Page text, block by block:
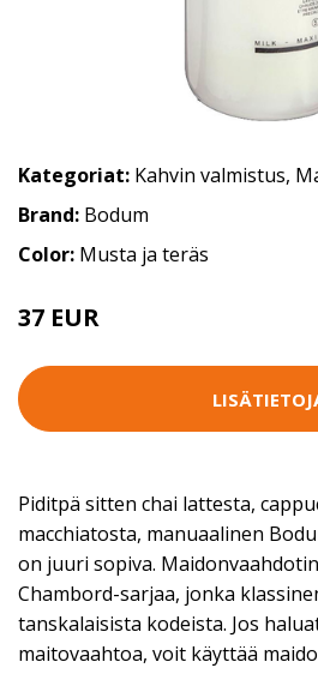
Kategoriat: Kahvin valmistus,
Brand: Bodum
Color: Musta ja teräs
37 EUR
Piditpä sitten chai lattesta,
macchiatosta, manuaalinen
on juuri sopiva.
Chambord-sarjaa, jonka
tanskalaisista kodeista. Jos
maitovaahtoa, voit käyttää